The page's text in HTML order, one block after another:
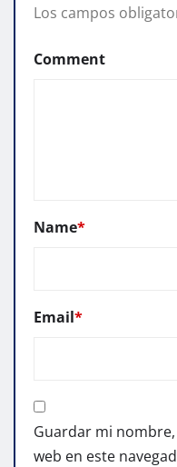
Los campos
Comment
Name*
Email*
Guardar mi
web en este